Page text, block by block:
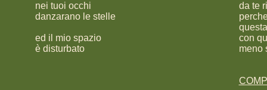
nei tuoi occhi
danzarano le stelle
ed il mio spazio
è disturbato
da te
con
meno